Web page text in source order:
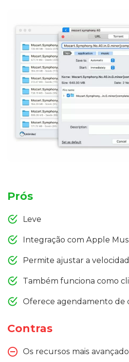
Prós
Leve
Integração com Apple
Permite ajustar a
Também funciona como
Oferece agendamento de
Contras
Os recursos mais